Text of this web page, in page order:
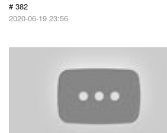
# 382
2020-06-19 23:56